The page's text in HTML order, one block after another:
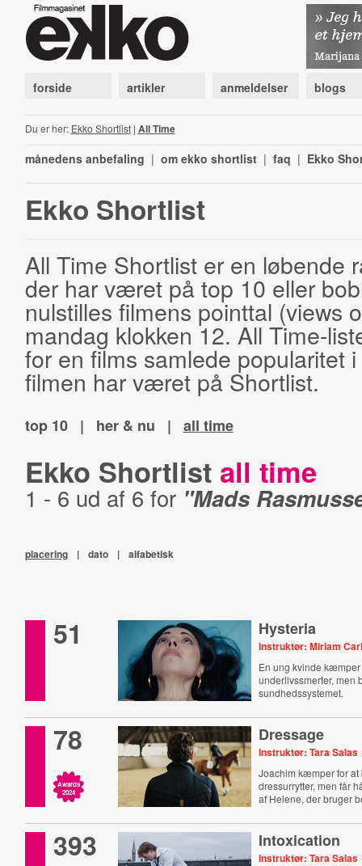
forside artikler anmeldelser blogs
Du er her: Ekko Shortlist| All Time
månedens anbefaling | om ekko shortlist | faq | Ekko
Ekko Shortlist
All Time Shortlist er en løbende
der har været på top 10 eller
nulstilles filmens pointtal (views
mandag klokken 12. All Time-
for en films samlede popularitet
filmen har været på Shortlist.
top 10 | her & nu | all time
Ekko Shortlist all time
1 - 6 ud af 6 for "Mads
placering | dato | alfabetisk
51 Hysteria
Instruktør: Miriam
En ung kvinde
underlivssmerter, men
sundhedssystemet.
78
Awards
2024
Dressage
Instruktør: Tara Salas
Joachim kæmper for at
dressurrytter, men får
af Helene, der bruger
393 Intoxication
Instruktør: Tara Salas